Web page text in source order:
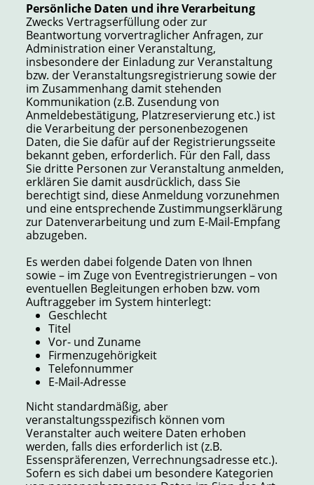
Persönliche Daten und ihre Verarbeitung
Zwecks Vertragserfüllung oder zur
Beantwortung vorvertraglicher Anfragen, zur
Administration einer Veranstaltung,
insbesondere der Einladung zur Veranstaltung
bzw. der Veranstaltungsregistrierung sowie der
im Zusammenhang damit stehenden
Kommunikation (z.B. Zusendung von
Anmeldebestätigung, Platzreservierung etc.) ist
die Verarbeitung der personenbezogenen
Daten, die Sie dafür auf der Registrierungsseite
bekannt geben, erforderlich. Für den Fall, dass
Sie dritte Personen zur Veranstaltung anmelden,
erklären Sie damit ausdrücklich, dass Sie
berechtigt sind, diese Anmeldung vorzunehmen
und eine entsprechende Zustimmungserklärung
zur Datenverarbeitung und zum E-Mail-Empfang
abzugeben.
Es werden dabei folgende Daten von Ihnen
sowie – im Zuge von Eventregistrierungen – von
eventuellen Begleitungen erhoben bzw. vom
Auftraggeber im System hinterlegt:
Geschlecht
Titel
Vor- und Zuname
Firmenzugehörigkeit
Telefonnummer
E-Mail-Adresse
Nicht standardmäßig, aber
veranstaltungsspezifisch können vom
Veranstalter auch weitere Daten erhoben
werden, falls dies erforderlich ist (z.B.
Essenspräferenzen, Verrechnungsadresse etc.).
Sofern es sich dabei um besondere Kategorien